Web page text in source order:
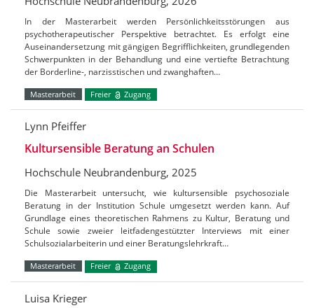
In der Masterarbeit werden Persönlichkeitsstörungen aus
psychotherapeutischer Perspektive betrachtet. Es erfolgt eine
Auseinandersetzung mit gängigen Begrifflichkeiten, grundlegenden
Schwerpunkten in der Behandlung und eine vertiefte Betrachtung
der Borderline-, narzisstischen und zwanghaften…
Masterarbeit Freier Zugang
Lynn Pfeiffer
Kultursensible Beratung an Schulen
Hochschule Neubrandenburg, 2025
Die Masterarbeit untersucht, wie kultursensible psychosoziale
Beratung in der Institution Schule umgesetzt werden kann. Auf
Grundlage eines theoretischen Rahmens zu Kultur, Beratung und
Schule sowie zweier leitfadengestützter Interviews mit einer
Schulsozialarbeiterin und einer Beratungslehrkraft…
Masterarbeit Freier Zugang
Luisa Krieger